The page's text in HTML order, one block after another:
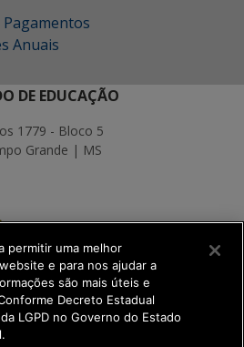
Anuais
DE EDUCAÇÃO
1779 - Bloco 5
Grande | MS
permitir uma melhor
e para nos ajudar a
são mais úteis e
Decreto Estadual
LGPD no Governo do Estado